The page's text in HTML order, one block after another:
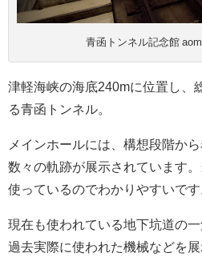
青函トンネル記念館
津軽海峡の海底240mに位置し、
る青函トンネル。
メインホールには、構想段階か
数々の軌跡が展示されています
使っているのでわかりやすいです
現在も使われている地下坑道の一
過去実際に使われた機械などを